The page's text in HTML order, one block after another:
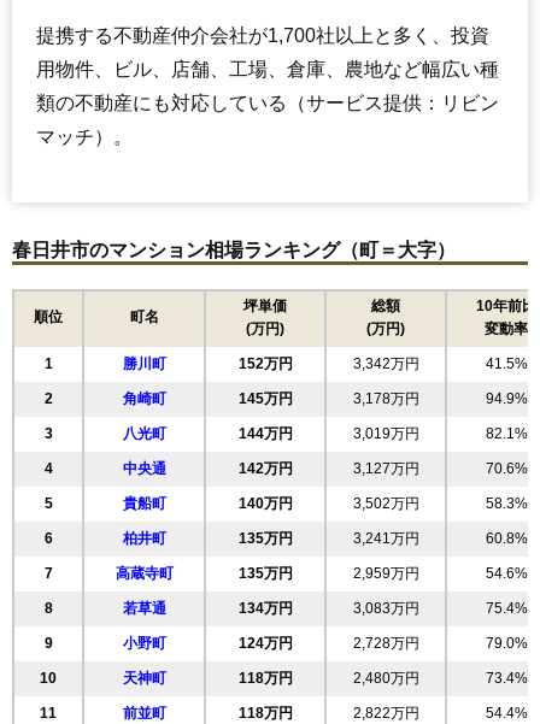
提携する不動産仲介会社が1,700社以上と多く、投資
用物件、ビル、店舗、工場、倉庫、農地など幅広い種
類の不動産にも対応している（サービス提供：リビン
マッチ）。
春日井市のマンション相場ランキング（町＝大字）
順位 町名
坪単価
(万円)
総額
(万円)
10年前比
変動率
1 勝川町 152万円 3,342万円 41.5%
2 角崎町 145万円 3,178万円 94.9%
3 八光町 144万円 3,019万円 82.1%
4 中央通 142万円 3,127万円 70.6%
5 貴船町 140万円 3,502万円 58.3%
6 柏井町 135万円 3,241万円 60.8%
7 高蔵寺町 135万円 2,959万円 54.6%
8 若草通 134万円 3,083万円 75.4%
9 小野町 124万円 2,728万円 79.0%
10 天神町 118万円 2,480万円 73.4%
11 前並町 118万円 2,822万円 54.4%